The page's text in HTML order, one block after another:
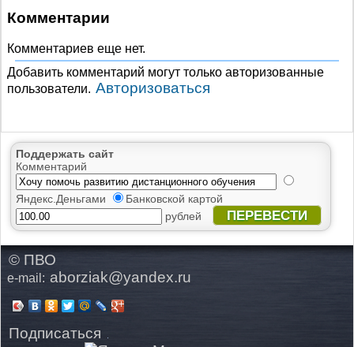
Комментарии
Комментариев еще нет.
Добавить комментарий могут только авторизованные
пользователи. Авторизоваться
Поддержать сайт
Комментарий
Яндекс.Деньгами
Банковской картой
рублей
ПЕРЕВЕСТИ
© ПВО
e-mail: aborziak@yandex.ru
Подписаться